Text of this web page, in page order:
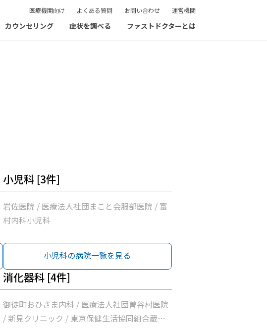
医療機関向け よくある質問 お問い合わせ 運営機関
カウンセリング 症状を調べる ファストドクターとは
小児科 [3件]
岩佐医院 / 医療法人社団まこと会服部医院 / 富
村内科小児科
小児科の病院一覧を見る
消化器科 [4件]
御徒町おひさま内科 / 医療法人社団曽谷村医院
/ 新見クリニック / 東京保健生活協同組合蔵前